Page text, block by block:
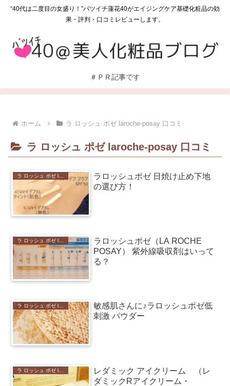
“40代は二度目の女盛り！”バツイチ蓮花40がエイジングケア基礎化粧品の効
果・評判・口コミレビューします。
＃ＰＲ記事です
ホーム ラ ロッシュ ポゼ laroche-posay 口コミ
ラ ロッシュ ポゼ laroche-posay 口コミ
ラロッシュポゼ 日焼け止め下地
の選び方！
ラ ロッシュ ポゼ laroche-posay 口コミ
ラロッシュポゼ（LA ROCHE
POSAY） 紫外線吸収剤はいって
る？
敏感肌さんに♪ラロッシュポゼ低
刺激 パウダー
レダミック アイクリーム （レ
ダミックRアイクリーム・